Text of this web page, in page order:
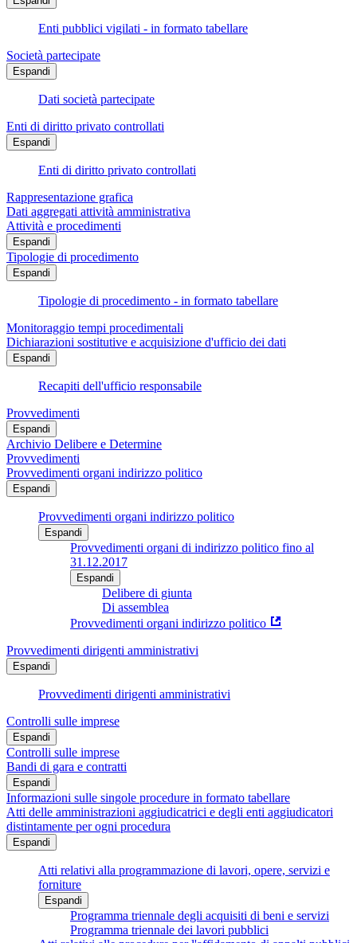
Enti pubblici vigilati - in formato tabellare
Società partecipate
Espandi
Dati società partecipate
Enti di diritto privato controllati
Espandi
Enti di diritto privato controllati
Rappresentazione grafica
Dati aggregati attività amministrativa
Attività e procedimenti
Espandi
Tipologie di procedimento
Espandi
Tipologie di procedimento - in formato tabellare
Monitoraggio tempi procedimentali
Dichiarazioni sostitutive e acquisizione d'ufficio dei dati
Espandi
Recapiti dell'ufficio responsabile
Provvedimenti
Espandi
Archivio Delibere e Determine
Provvedimenti
Provvedimenti organi indirizzo politico
Espandi
Provvedimenti organi indirizzo politico
Espandi
Provvedimenti organi di indirizzo politico fino al
31.12.2017
Espandi
Delibere di giunta
Di assemblea
Provvedimenti organi indirizzo politico
Provvedimenti dirigenti amministrativi
Espandi
Provvedimenti dirigenti amministrativi
Controlli sulle imprese
Espandi
Controlli sulle imprese
Bandi di gara e contratti
Espandi
Informazioni sulle singole procedure in formato tabellare
Atti delle amministrazioni aggiudicatrici e degli enti aggiudicatori
distintamente per ogni procedura
Espandi
Atti relativi alla programmazione di lavori, opere, servizi e
forniture
Espandi
Programma triennale degli acquisiti di beni e servizi
Programma triennale dei lavori pubblici